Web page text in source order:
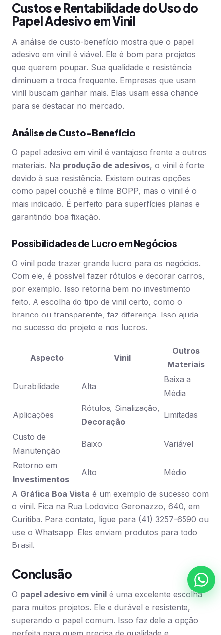
Custos e Rentabilidade do Uso do
Papel Adesivo em Vinil
A análise de custo-benefício mostra que o papel
adesivo em vinil é viável. Ele é bom para projetos
que querem poupar. Sua qualidade e resistência
diminuem a troca frequente. Empresas que usam
vinil buscam ganhar mais. Elas usam essa chance
para se destacar no mercado.
Análise de Custo-Benefício
O papel adesivo em vinil é vantajoso frente a outros
materiais. Na produção de adesivos, o vinil é forte
devido à sua resistência. Existem outras opções
como papel couchê e filme BOPP, mas o vinil é o
mais indicado. É perfeito para superfícies planas e
garantindo boa fixação.
Possibilidades de Lucro em Negócios
O vinil pode trazer grande lucro para os negócios.
Com ele, é possível fazer rótulos e decorar carros,
por exemplo. Isso retorna bem no investimento
feito. A escolha do tipo de vinil certo, como o
branco ou transparente, faz diferença. Isso ajuda
no sucesso do projeto e nos lucros.
Aspecto Vinil
Outros
Materiais
Durabilidade Alta
Baixa a
Média
Aplicações
Rótulos, Sinalização,
Decoração
Limitadas
Custo de
Manutenção
Baixo Variável
Retorno em
Investimentos
Alto Médio
A Gráfica Boa Vista é um exemplo de sucesso com
o vinil. Fica na Rua Lodovico Geronazzo, 640, em
Curitiba. Para contato, ligue para (41) 3257-6590 ou
use o Whatsapp. Eles enviam produtos para todo
Brasil.
Conclusão
O papel adesivo em vinil é uma excelente escolha
para muitos projetos. Ele é durável e resistente,
superando o papel comum. Isso faz dele a opção
perfeita para quem precisa de qualidade e